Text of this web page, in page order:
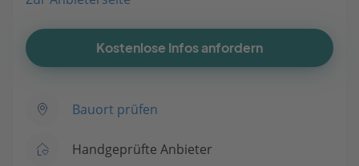
Kostenlose Infos anfordern
Bauort prüfen
Handgeprüfte Anbieter